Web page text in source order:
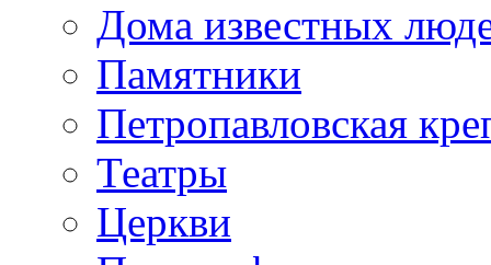
Дома известных
Памятники
Петропавловская
Театры
Церкви